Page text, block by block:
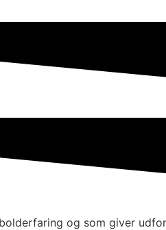
og som giver